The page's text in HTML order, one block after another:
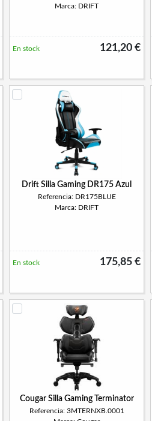
Marca: DRIFT
121,20 €
En stock
Drift Silla Gaming DR175 Azul
Referencia: DR175BLUE
Marca: DRIFT
175,85 €
En stock
Cougar Silla Gaming Terminator
Referencia: 3MTERNXB.0001